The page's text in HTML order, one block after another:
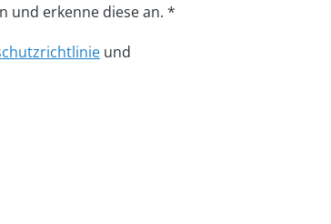
und erkenne diese an. *
und